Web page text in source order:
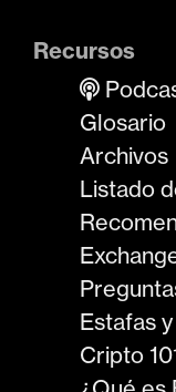
Recursos
Glosario
Archivos
Listado
Estafas
Cripto